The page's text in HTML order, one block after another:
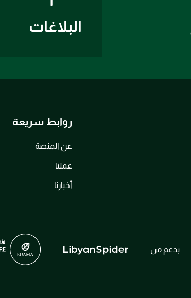
البلاغات
روابط سريعة
عن المنصة
عملنا
أخبارنا
بدعم من